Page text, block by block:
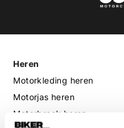
Heren
Motorkleding heren
Motorjas heren
Motorbroek heren